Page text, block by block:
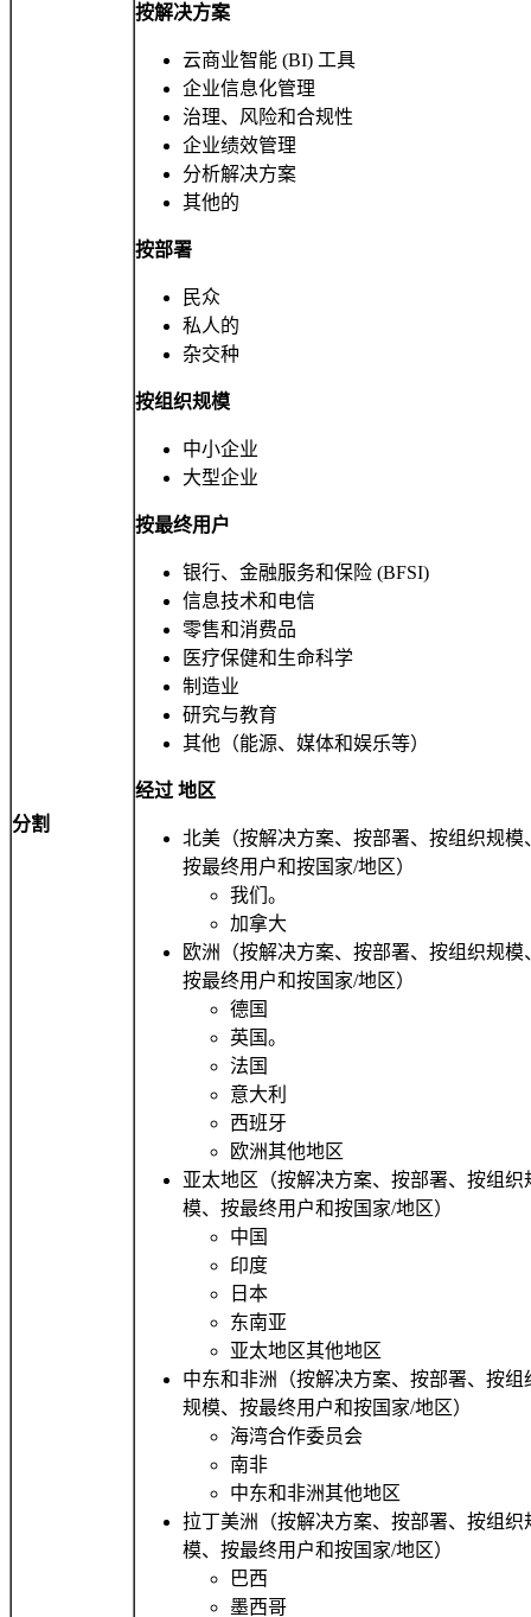
分割
按解决方案
云商业智能 (BI) 工具
企业信息化管理
治理、风险和合规性
企业绩效管理
分析解决方案
其他的
按部署
民众
私人的
杂交种
按组织规模
中小企业
大型企业
按最终用户
银行、金融服务和保险 (BFSI)
信息技术和电信
零售和消费品
医疗保健和生命科学
制造业
研究与教育
其他（能源、媒体和娱乐等）
经过 地区
北美（按解决方案、按部署、按组织规模
按最终用户和按国家/地区）
我们。
加拿大
欧洲（按解决方案、按部署、按组织规模
按最终用户和按国家/地区）
德国
英国。
法国
意大利
西班牙
欧洲其他地区
亚太地区（按解决方案、按部署、按组织
模、按最终用户和按国家/地区）
中国
印度
日本
东南亚
亚太地区其他地区
中东和非洲（按解决方案、按部署、按组
规模、按最终用户和按国家/地区）
海湾合作委员会
南非
中东和非洲其他地区
拉丁美洲（按解决方案、按部署、按组织
模、按最终用户和按国家/地区）
巴西
墨西哥